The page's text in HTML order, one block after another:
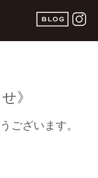
》
ございます。